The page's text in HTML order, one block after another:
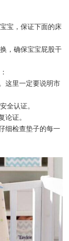
宝，保证下面的床
，确保宝宝屁股干
这里一定要说明市
全认证。
论证。
细检查垫子的每一